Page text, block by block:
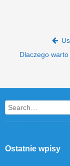
Post
Dlaczego
Search
Ostatnie wpisy